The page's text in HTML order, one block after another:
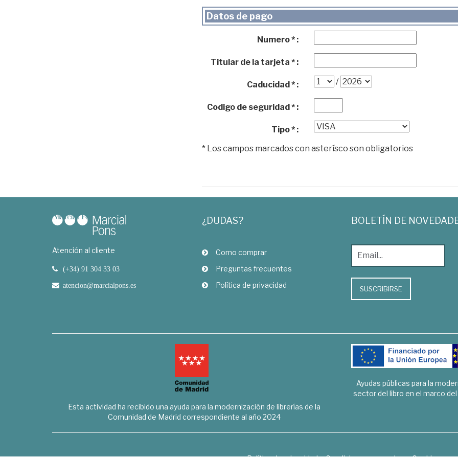
Datos de pago
Numero * :
Titular de la tarjeta * :
Caducidad * : /
Codigo de seguridad * :
Tipo * :
* Los campos marcados con asterísco son obligatorios
Atención al cliente
(+34) 91 304 33 03
atencion@marcialpons.es
¿DUDAS?
Como comprar
Preguntas frecuentes
Política de privacidad
BOLETÍN DE
SUSCRIBIRSE
Esta actividad ha recibido una ayuda para la modernización de librerías de la
Comunidad de Madrid correspondiente al año 2024
Ayudas públicas para la
sector del libro en el marco